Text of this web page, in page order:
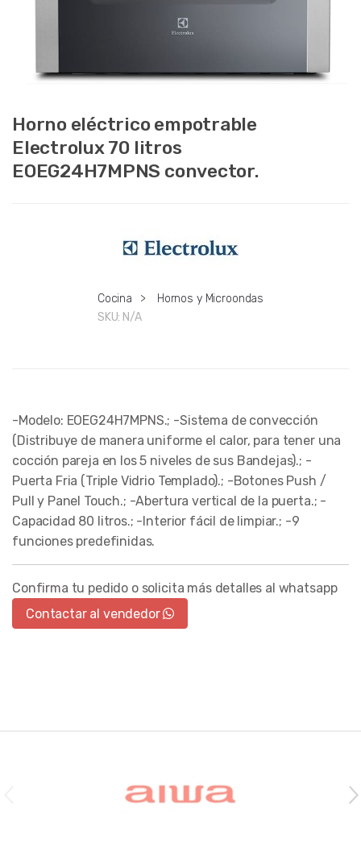
Horno eléctrico empotrable
Electrolux 70 litros
EOEG24H7MPNS convector.
Cocina >
Hornos y Microondas
SKU: N/A
-Modelo: EOEG24H7MPNS.; -Sistema de convección
(Distribuye de manera uniforme el calor, para tener una
cocción pareja en los 5 niveles de sus Bandejas).; -
Puerta Fria (Triple Vidrio Templado).; -Botones Push /
Pull y Panel Touch.; -Abertura vertical de la puerta.; -
Capacidad 80 litros.; -Interior fácil de limpiar.; -9
funciones predefinidas.
Confirma tu pedido o solicita más detalles al whatsapp
Contactar al vendedor